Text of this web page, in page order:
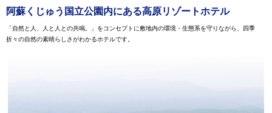
阿蘇くじゅう国立公園内にある高原リゾートホテル
「自然と人、人と人との共鳴。」をコンセプトに敷地内の環境・生態系を守りながら、四季
折々の自然の素晴らしさがわかるホテルです。